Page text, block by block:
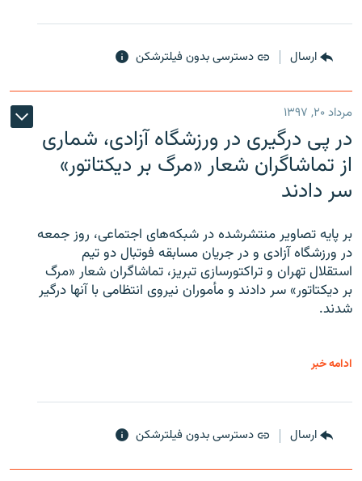
ارسال دسترسی بدون فیلترشکن
مرداد ۲۰, ۱۳۹۷
در پی درگیری در ورزشگاه آزادی، شماری
از تماشاگران شعار «مرگ بر دیکتاتور»
سر دادند
بر پایه تصاویر منتشرشده در شبکه‌های اجتماعی، روز جمعه
در ورزشگاه آزادی و در جریان مسابقه فوتبال دو تیم
استقلال تهران و تراکتورسازی تبریز، تماشاگران شعار «مرگ
بر دیکتاتور» سر دادند و مأموران نیروی انتظامی با آنها درگیر
شدند.
ادامه خبر
ارسال دسترسی بدون فیلترشکن